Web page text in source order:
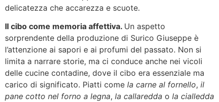
delicatezza che accarezza e scuote.
Il cibo come memoria affettiva. Un aspetto
sorprendente della produzione di Surico Giuseppe è
l’attenzione ai sapori e ai profumi del passato. Non si
limita a narrare storie, ma ci conduce anche nei vicoli
delle cucine contadine, dove il cibo era essenziale ma
carico di significato. Piatti come la carne al fornello, il
pane cotto nel forno a legna, la callaredda o la cialledda